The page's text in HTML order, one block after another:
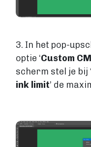
3. In het pop-
optie ‘Custom
scherm stel je bij ‘
ink limit’ de
Image